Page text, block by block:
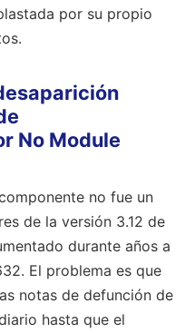
por su propio
No Module
no fue un
de la versión 3.12 de
durante años a
El problema es que
notas de defunción de
hasta que el